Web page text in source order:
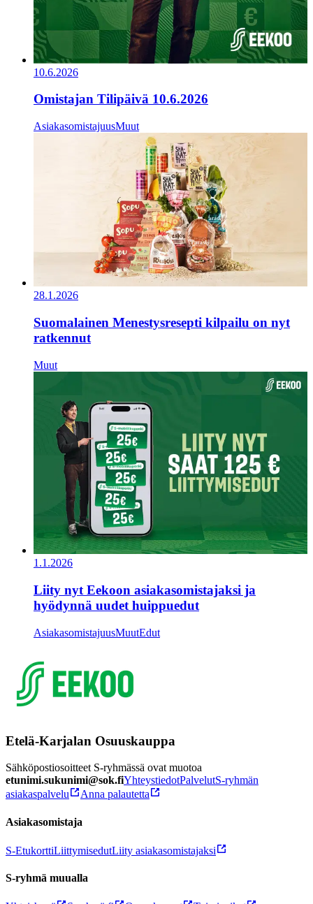
10.6.2026
Omistajan Tilipäivä 10.6.2026
AsiakasomistajuusMuut
28.1.2026
Suomalainen Menestysresepti kilpailu on nyt
ratkennut
Muut
1.1.2026
Liity nyt Eekoon asiakasomistajaksi ja
hyödynnä uudet huippuedut
AsiakasomistajuusMuutEdut
Etelä-Karjalan Osuuskauppa
Sähköpostiosoitteet S-ryhmässä ovat muotoa
etunimi.sukunimi@sok.fiYhteystiedotPalvelutS-ryhmän
asiakaspalvelu
Anna palautetta
Asiakasomistaja
S-EtukorttiLiittymisedutLiity asiakasomistajaksi
S-ryhmä muualla